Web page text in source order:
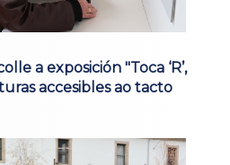
a exposición "Toca ‘R’,
accesibles ao tacto